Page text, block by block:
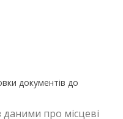
документів до
даними про місцеві